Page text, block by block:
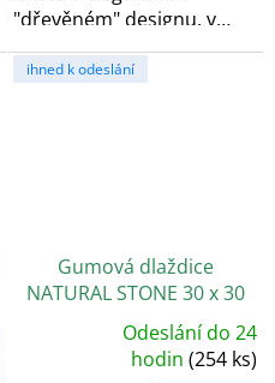
"dřevěném" designu, v
šedé barvě. Vyrobeno...
ihned k odeslání
Gumová dlaždice
NATURAL STONE 30 x 30
cm, šedá
Odeslání do 24
hodin(254 ks)